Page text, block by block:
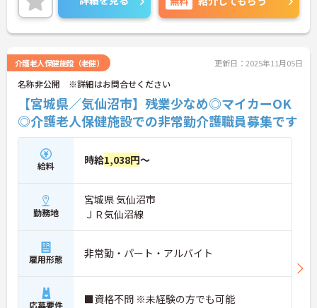
介護老人保健施設（老健） 更新日：2025年11月05日
名称非公開 ※詳細はお問合せください
【宮城県／気仙沼市】残業少なめ◎マイカーOK
◎介護老人保健施設での非常勤介護職員募集です
給料 時給1,038円～
勤務地
宮城県 気仙沼市
ＪＲ気仙沼線
雇用形態 非常勤・パート・アルバイト
応募要件 ■資格不問 ※未経験の方でも可能